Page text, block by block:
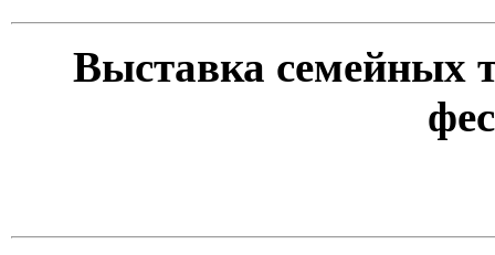
Выставка семейных